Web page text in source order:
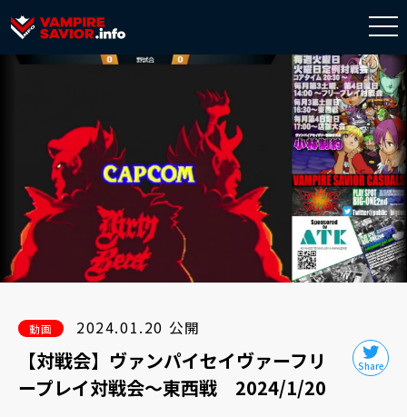
動画 2024.01.20 公開
【対戦会】ヴァンパイセイヴァーフリ
ープレイ対戦会～東西戦 2024/1/20